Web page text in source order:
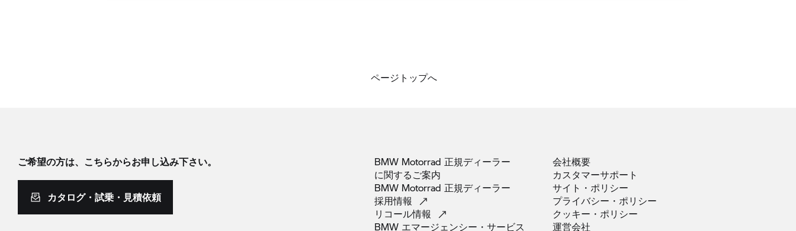
ページトップへ
ご希望の方は、こちらからお申し込み下さい。
カタログ・試乗・見積依頼
BMW Motorrad 正規ディーラー
に関するご案内
BMW Motorrad 正規ディーラー
採用情報
リコール情報
BMW エマージェンシー・サービス
会社概要
カスタマーサポート
サイト・ポリシー
プライバシー・ポリシー
クッキー・ポリシー
運営会社